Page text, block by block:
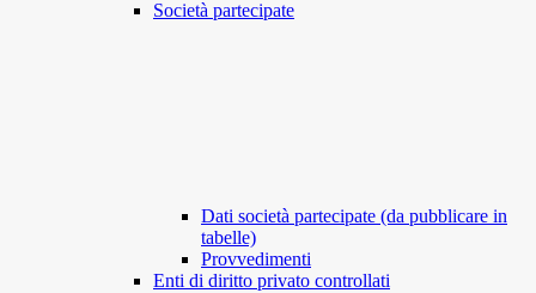
Società partecipate
Dati società partecipate (da pubblicare in
tabelle)
Provvedimenti
Enti di diritto privato controllati